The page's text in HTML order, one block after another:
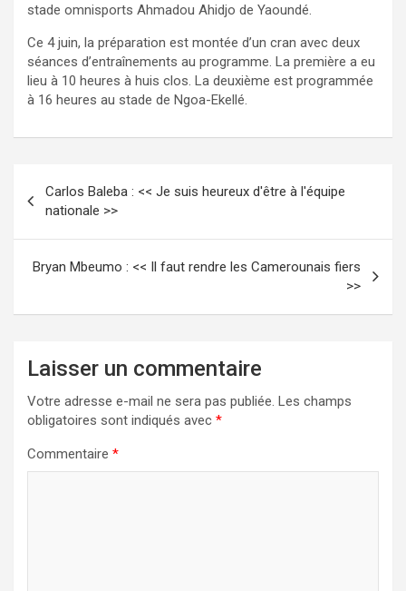
stade omnisports Ahmadou Ahidjo de Yaoundé.
Ce 4 juin, la préparation est montée d’un cran avec deux
séances d’entraînements au programme. La première a eu
lieu à 10 heures à huis clos. La deuxième est programmée
à 16 heures au stade de Ngoa-Ekellé.
de
l’article
Carlos Baleba : << Je suis heureux d'être à l'équipe
nationale >>
Bryan Mbeumo : << Il faut rendre les Camerounais fiers
>>
Laisser un commentaire
Votre adresse e-mail ne sera pas publiée. Les champs
obligatoires sont indiqués avec *
Commentaire *